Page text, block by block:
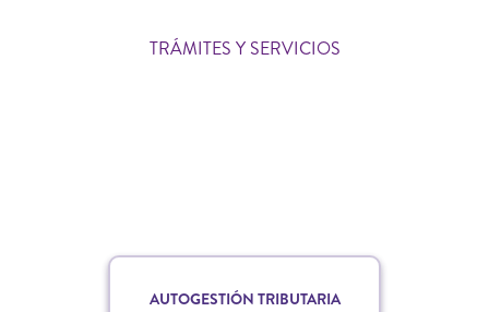
TRÁMITES Y SERVICIOS
AUTOGESTIÓN TRIBUTARIA